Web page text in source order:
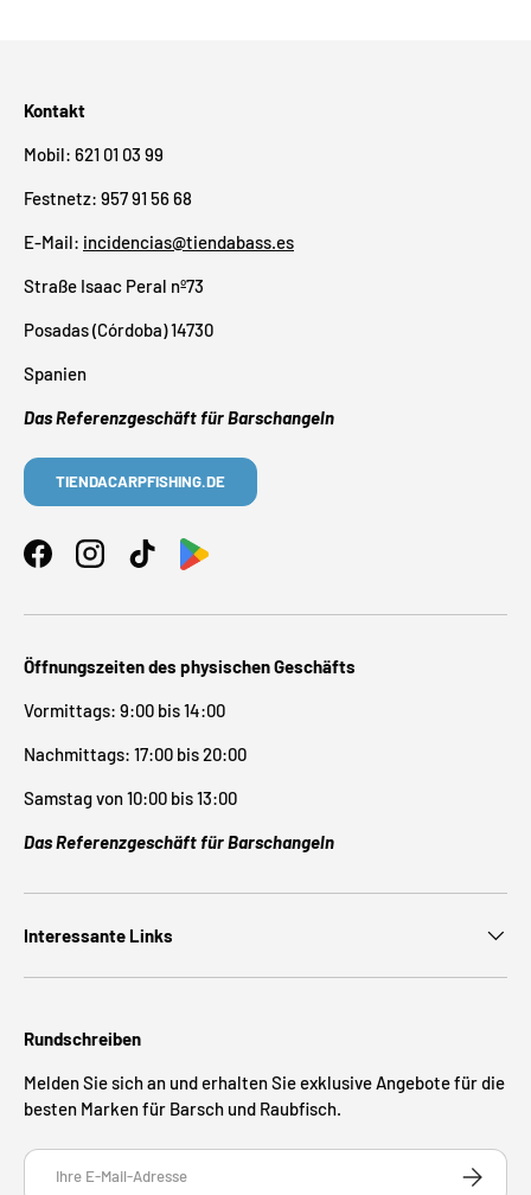
Kontakt
Mobil: 621 01 03 99
Festnetz: 957 91 56 68
E-Mail: incidencias@tiendabass.es
Straße Isaac Peral nº73
Posadas (Córdoba) 14730
Spanien
Das Referenzgeschäft für Barschangeln
TIENDACARPFISHING.DE
FacebookInstagramTikTok
Öffnungszeiten des physischen Geschäfts
Vormittags: 9:00 bis 14:00
Nachmittags: 17:00 bis 20:00
Samstag von 10:00 bis 13:00
Das Referenzgeschäft für Barschangeln
Interessante Links
Rundschreiben
Melden Sie sich an und erhalten Sie exklusive Angebote für die
besten Marken für Barsch und Raubfisch.
E-Mail